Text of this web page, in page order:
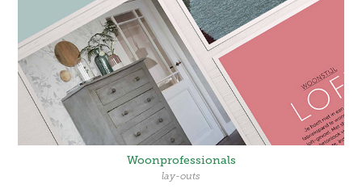
Woonprofessionals
lay-outs